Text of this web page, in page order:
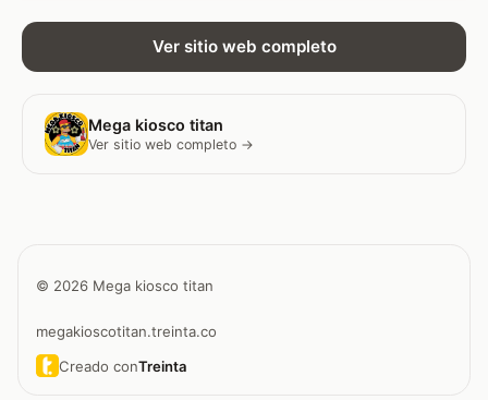
Ver sitio web completo
Mega kiosco titan
Ver sitio web completo →
© 2026 Mega kiosco titan
megakioscotitan.treinta.co
Creado conTreinta